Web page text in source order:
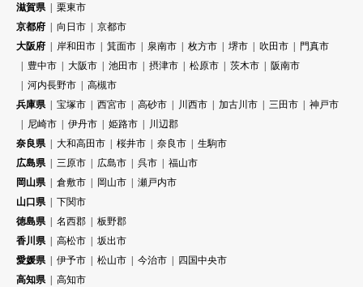
滋賀県
栗東市
京都府
向日市
京都市
大阪府
岸和田市 箕面市 泉南市 枚方市 堺市 吹田市
門真市
豊中市
大阪市 池田市 摂津市 松原市 茨木市
阪南市
河内長野市
高槻市
兵庫県
宝塚市 西宮市 高砂市 川西市 加古川市 三田市
神戸市
尼崎市
伊丹市 姫路市
川辺郡
奈良県
大和高田市 桜井市 奈良市
生駒市
広島県
三原市 広島市 呉市
福山市
岡山県
倉敷市 岡山市
瀬戸内市
山口県
下関市
徳島県
名西郡
板野郡
香川県
高松市
坂出市
愛媛県
伊予市 松山市 今治市
四国中央市
高知県
高知市